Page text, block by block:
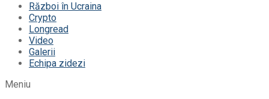
Război în Ucraina
Crypto
Longread
Video
Galerii
Echipa zidezi
Meniu